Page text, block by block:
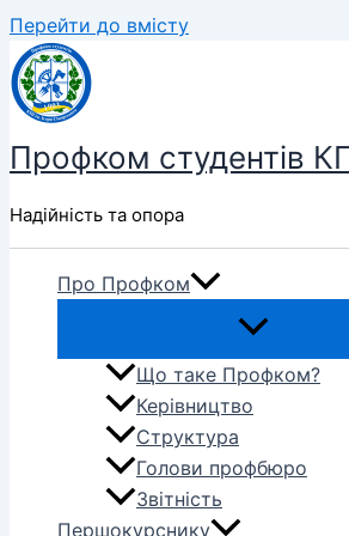
Перейти до вмісту
Профком студентів
Надійність та опора
Про Профком
Що таке Профком?
Керівництво
Структура
Голови профбюро
Звітність
Першокурснику